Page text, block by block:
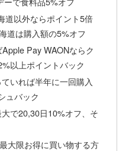
道以外ならポイント5倍
道は購入額の5%オフ
Pay WAONならク
以上ポイントバック
いれば半年に一回購入
ュバック
で20,30日10%オフ、そ
大限お得に買い物する方